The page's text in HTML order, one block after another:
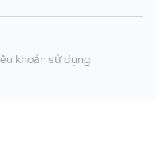
khoản sử dụng